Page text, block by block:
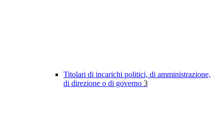
Titolari di incarichi politici, di amministrazione,
di direzione o di governo 3